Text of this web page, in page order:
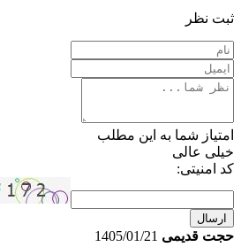
ثبت نظر
امتیاز شما به این مطلب
خیلی عالی
کد امنیتی:
ارسال
حجت قدیمی 1405/01/21